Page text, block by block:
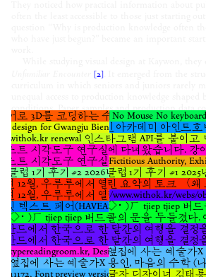
[2]. It emerged from the
curriculum in which seniors and juniors rarely
unequal access to production knowledge shaped
conditions. Paper samples and production data
interviews with seniors and practitioners were
projectsUnfamiliar Paper [3]andUnfamiliar Format
throughTumblbugcrowdfunding[5]. This
in treating design knowledge as a shared public
They later expanded their engagement with
Hongik University's communication design
design and a printmaking minor. In parallel,
conversations with peers about the broader art
ethical questions around art consumption,
working conditions, and distribution channels
multiple experiments through publishing and
They also experimented with
valueless within capitalist systems, which led
ephemera[8]. InEphemera Archive Project [9], they
로 3D를 코딩하는 수업을 만들었습니다.
[마감] No Mouse No [마감]
design for Gwangju Biennale Artist focus
디자인 아카데미 아인트호벤
withok.kr renewal 인스타그램 API를 붙이고카이
트 시각도구 연구실에 다녀왔습니다. 강이룬
트 시각도구 연구실에 다녀왔습니다. 강이룬
2026, Fictitious Authority,A Visit
럽 1기 후기 #2 2026년 1월, 피지세이버
코드클럽 1기 후기 #12025
년 12월, 우루루에서 열린 요악의 토크 〈왜
년 12월, 우루루에서 열린 요악의 토크 〈왜
https://www.withok.kr/webs/
텍스트 페어(HAVEASEAT TEXT FAIR)은
ㄟ( ･◇･ )ㄏ tjiep tjiep 버드콜
･ )ㄏ tjiep tjiep 버드콜의 문을 두들겼다. 이윽
드에서 한국으로 한 달간의 여행을 결정을 내
드에서 한국으로 한 달간의 여행을 결정을 내
2025,
typereadingroom.kr, Designed by Type
2025, 옆집에 사는 예술가X
옆집에 사는 예술가X 용인, 마음의 수학 (나
최근
11172, Font preview version 2.0,
2025, 글자 디자이너 김태룡